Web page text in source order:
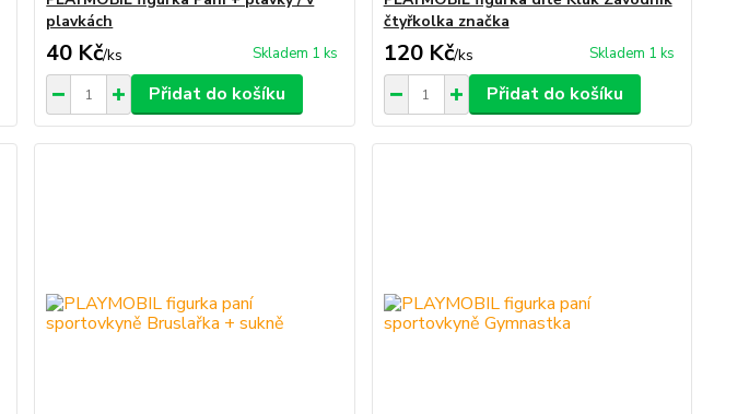
plavkách
40 Kč/ks Skladem 1 ks
Přidat do košíku
čtyřkolka značka
120 Kč/ks Skladem 1 ks
Přidat do košíku